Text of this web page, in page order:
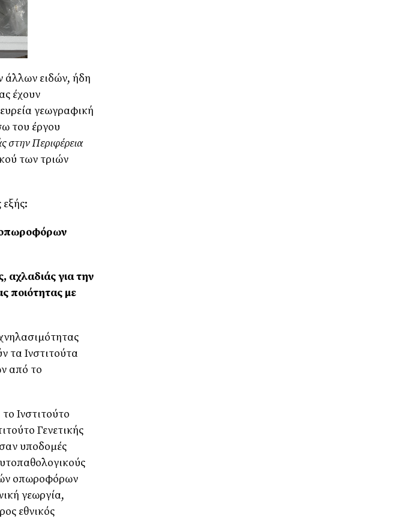
άλλων ειδών, ήδη
έχουν
γεωγραφική
του έργου
στην Περιφέρεια
των τριών
οπωροφόρων
αχλαδιάς για την
ποιότητας με
τα Ινστιτούτα
από το
Ινστιτούτο
Γενετικής
υποδομές
οπωροφόρων
γεωργία,
εθνικός